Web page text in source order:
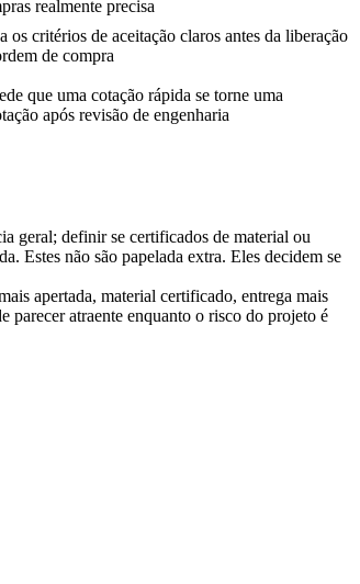
realmente precisa
os critérios de aceitação claros antes da liberação
de compra
que uma cotação rápida se torne uma
após revisão de engenharia
geral; definir se certificados de material ou
Estes não são papelada extra. Eles decidem se
apertada, material certificado, entrega mais
parecer atraente enquanto o risco do projeto é